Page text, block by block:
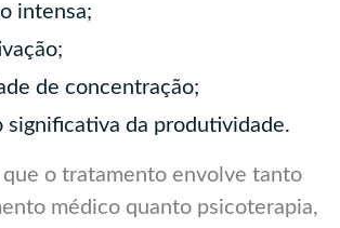
intensa;
de concentração;
significativa da produtividade.
que o tratamento envolve tanto
médico quanto psicoterapia,